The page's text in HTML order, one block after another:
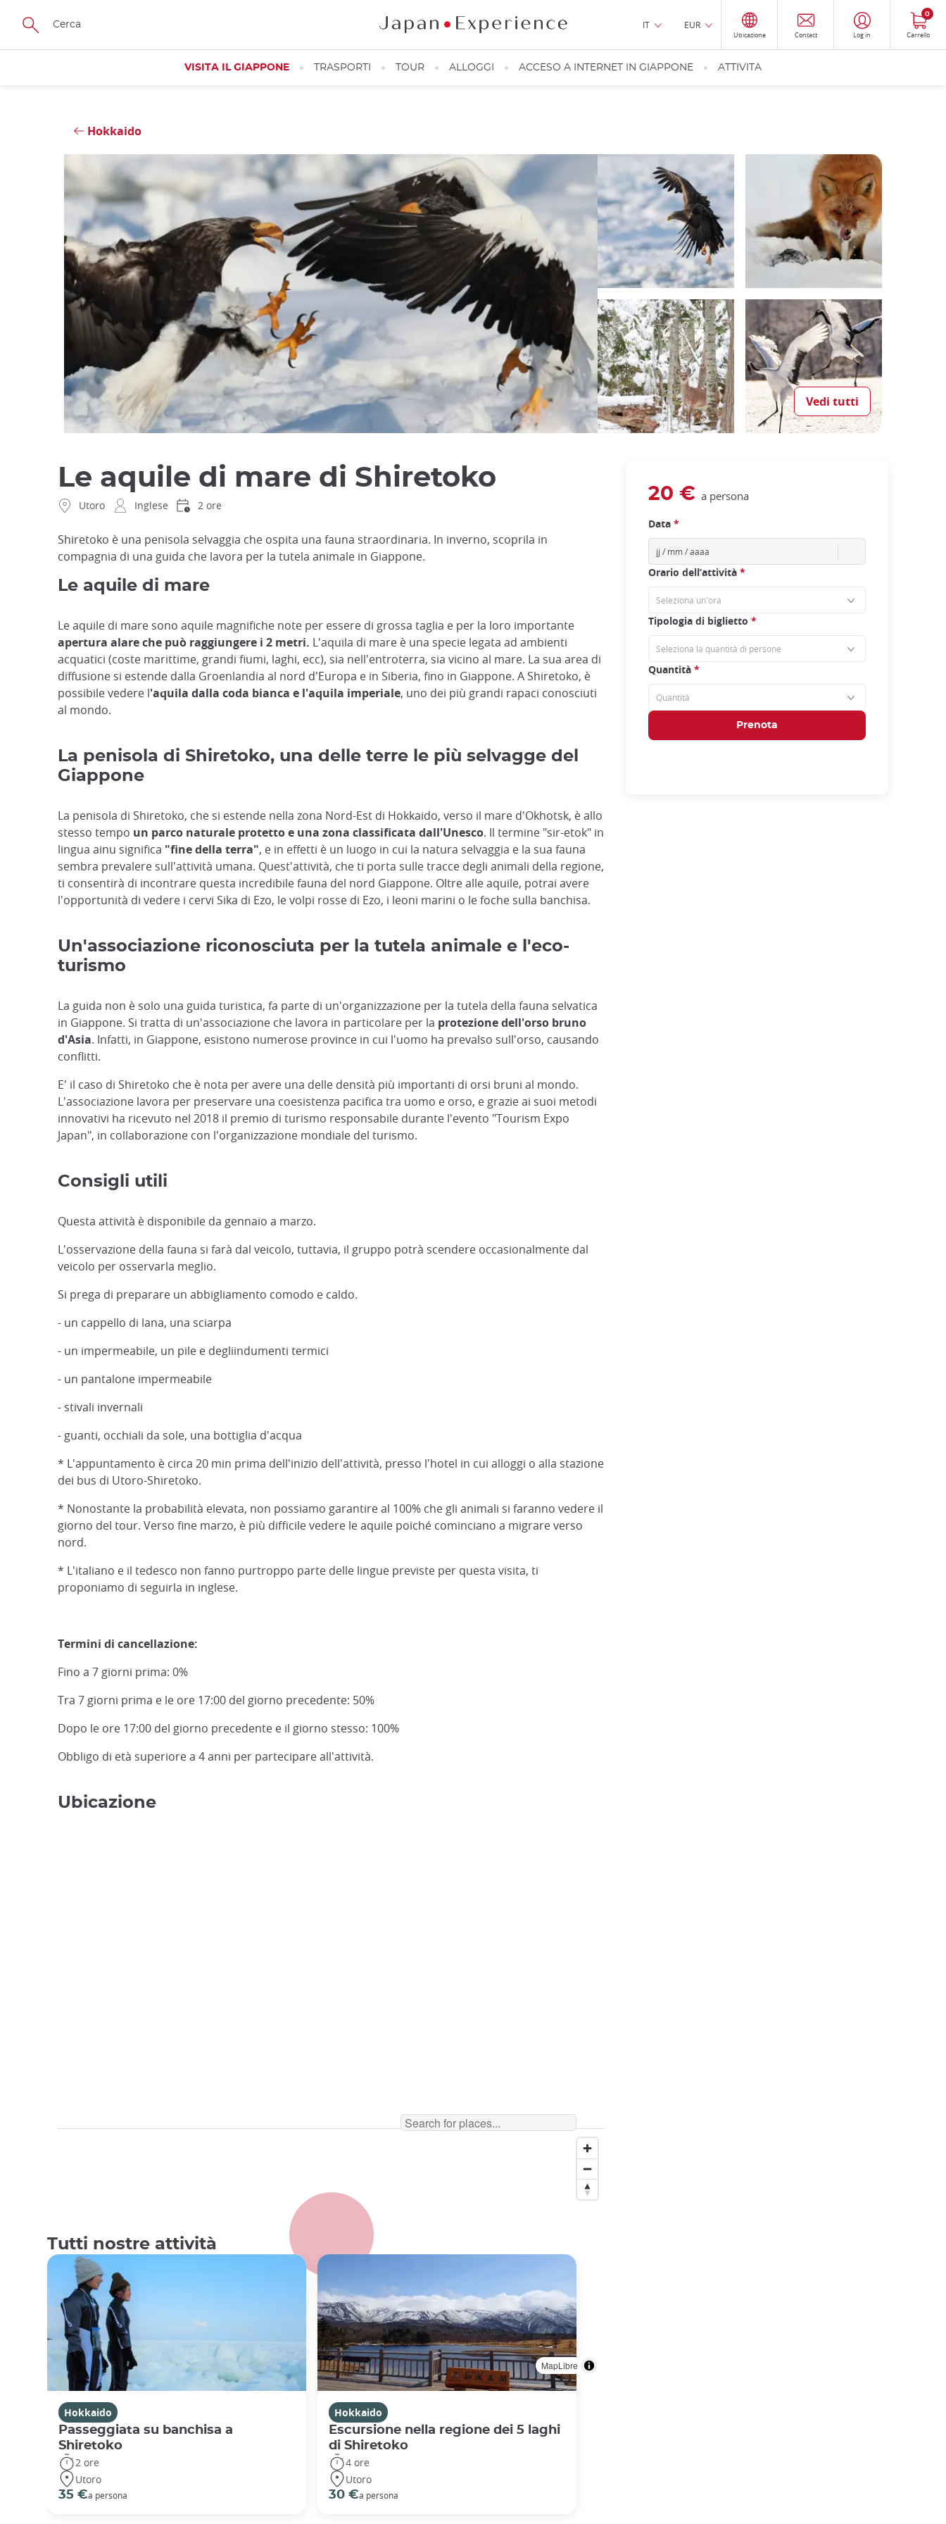
Skip
main
IT EUR
Ubicazione Contact Log in Carrello
0
VISITA IL GIAPPONE TRASPORTI TOUR ALLOGGI ACCESO A INTERNET IN GIAPPONE ATTIVITA
Hokkaido
Vedi tutti
Close
Aquile di mare di Shiretoko ©️Picchio
Le aquile di mare di Shiretoko
Utoro Inglese 2 ore
Shiretoko è una penisola selvaggia che ospita una fauna straordinaria. In inverno, scoprila in
compagnia di una guida che lavora per la tutela animale in Giappone.
Le aquile di mare
Le aquile di mare sono aquile magnifiche note per essere di grossa taglia e per la loro importante
apertura alare che può raggiungere i 2 metri. L'aquila di mare è una specie legata ad ambienti
acquatici (coste marittime, grandi fiumi, laghi, ecc), sia nell'entroterra, sia vicino al mare. La sua area di
diffusione si estende dalla Groenlandia al nord d'Europa e in Siberia, fino in Giappone. A Shiretoko, è
possibile vedere l'aquila dalla coda bianca e l'aquila imperiale, uno dei più grandi rapaci conosciuti
al mondo.
La penisola di Shiretoko, una delle terre le più selvagge del
Giappone
La penisola di Shiretoko, che si estende nella zona Nord-Est di Hokkaido, verso il mare d'Okhotsk, è allo
stesso tempo un parco naturale protetto e una zona classificata dall'Unesco. Il termine "sir-etok" in
lingua ainu significa "fine della terra", e in effetti è un luogo in cui la natura selvaggia e la sua fauna
sembra prevalere sull'attività umana. Quest'attività, che ti porta sulle tracce degli animali della regione,
ti consentirà di incontrare questa incredibile fauna del nord Giappone. Oltre alle aquile, potrai avere
l'opportunità di vedere i cervi Sika di Ezo, le volpi rosse di Ezo, i leoni marini o le foche sulla banchisa.
Un'associazione riconosciuta per la tutela animale e l'eco-
turismo
La guida non è solo una guida turistica, fa parte di un'organizzazione per la tutela della fauna selvatica
in Giappone. Si tratta di un'associazione che lavora in particolare per la protezione dell'orso bruno
d'Asia. Infatti, in Giappone, esistono numerose province in cui l'uomo ha prevalso sull'orso, causando
conflitti.
E' il caso di Shiretoko che è nota per avere una delle densità più importanti di orsi bruni al mondo.
L'associazione lavora per preservare una coesistenza pacifica tra uomo e orso, e grazie ai suoi metodi
innovativi ha ricevuto nel 2018 il premio di turismo responsabile durante l'evento "Tourism Expo
Japan", in collaborazione con l'organizzazione mondiale del turismo.
Consigli utili
Questa attività è disponibile da gennaio a marzo.
L'osservazione della fauna si farà dal veicolo, tuttavia, il gruppo potrà scendere occasionalmente dal
veicolo per osservarla meglio.
Si prega di preparare un abbigliamento comodo e caldo.
- un cappello di lana, una sciarpa
- un impermeabile, un pile e degliindumenti termici
- un pantalone impermeabile
- stivali invernali
- guanti, occhiali da sole, una bottiglia d'acqua
* L'appuntamento è circa 20 min prima dell'inizio dell'attività, presso l'hotel in cui alloggi o alla stazione
dei bus di Utoro-Shiretoko.
* Nonostante la probabilità elevata, non possiamo garantire al 100% che gli animali si faranno vedere il
giorno del tour. Verso fine marzo, è più difficile vedere le aquile poiché cominciano a migrare verso
nord.
* L'italiano e il tedesco non fanno purtroppo parte delle lingue previste per questa visita, ti
proponiamo di seguirla in inglese.
Termini di cancellazione:
Fino a 7 giorni prima: 0%
Tra 7 giorni prima e le ore 17:00 del giorno precedente: 50%
Dopo le ore 17:00 del giorno precedente e il giorno stesso: 100%
Obbligo di età superiore a 4 anni per partecipare all'attività.
Ubicazione
MapLibre
20 € a persona
Data *
Orario dell’attività *
Tipologia di biglietto *
Quantità *
Tutti nostre attività
Hokkaido
Passeggiata su banchisa a
Shiretoko
2 ore
Utoro
35 €a persona
Hokkaido
Escursione nella regione dei 5 laghi
di Shiretoko
4 ore
Utoro
30 €a persona